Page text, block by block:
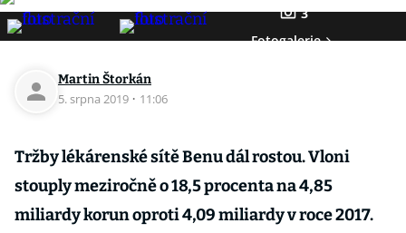
3
Fotogalerie
Martin Štorkán
5. srpna 2019 · 11:06
Tržby lékárenské sítě Benu dál rostou. Vloni
stouply meziročně o 18,5 procenta na 4,85
miliardy korun oproti 4,09 miliardy v roce 2017.